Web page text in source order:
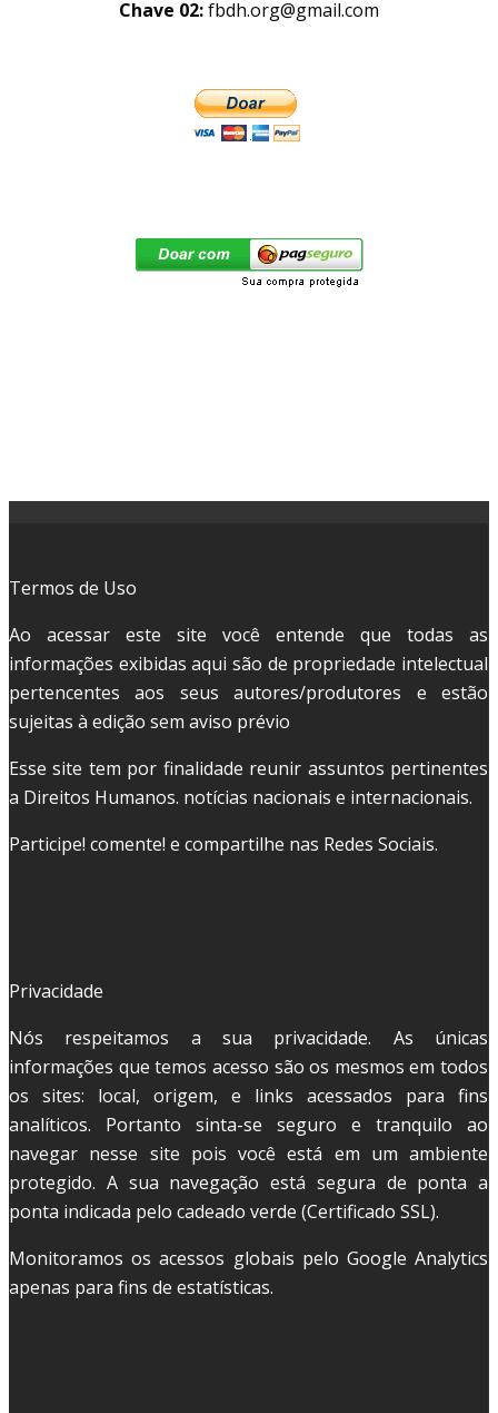
Chave 02:fbdh.org@gmail.com
Termos de Uso
Ao acessar este site você entende que todas as
informações exibidas aqui são de propriedade intelectual
pertencentes aos seus autores/produtores e estão
sujeitas à edição sem aviso prévio
Esse site tem por finalidade reunir assuntos pertinentes
a Direitos Humanos. notícias nacionais e internacionais.
Participe! comente! e compartilhe nas Redes Sociais.
Privacidade
Nós respeitamos a sua privacidade. As únicas
informações que temos acesso são os mesmos em todos
os sites: local, origem, e links acessados para fins
analíticos. Portanto sinta-se seguro e tranquilo ao
navegar nesse site pois você está em um ambiente
protegido. A sua navegação está segura de ponta a
ponta indicada pelo cadeado verde (Certificado SSL).
Monitoramos os acessos globais pelo Google Analytics
apenas para fins de estatísticas.